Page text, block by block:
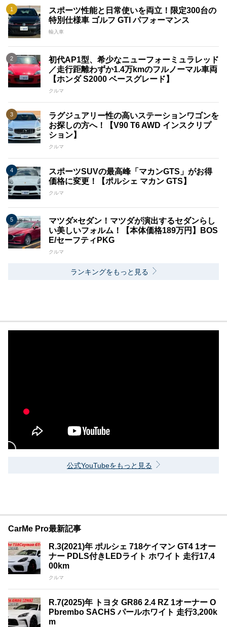
スポーツ性能と日常使いを両立！限定300台の
特別仕様車 ゴルフ GTI パフォーマンス
輸入車
初代AP1型、希少なニューフォーミュラレッド
／走行距離わずか1.4万kmのフルノーマル車両
【ホンダ S2000 ベースグレード】
クルマ
ラグジュアリー性の高いステーションワゴンを
お探しの方へ！【V90 T6 AWD インスクリプ
ション】
クルマ
スポーツSUVの最高峰「マカンGTS」がお得
価格に変更！【ポルシェ マカン GTS】
クルマ
マツダ×セダン！マツダが演出するセダンらし
い美しいフォルム！【本体価格189万円】BOS
E/セーフティPKG
クルマ
ランキングをもっと見る
公式YouTubeをもっと見る
CarMe Pro最新記事
R.3(2021)年 ポルシェ 718ケイマン GT4 1オー
ナー PDLS付きLEDライト ホワイト 走行17,4
00km
クルマ
R.7(2025)年 トヨタ GR86 2.4 RZ 1オーナー O
Pbrembo SACHS パールホワイト 走行3,200k
m